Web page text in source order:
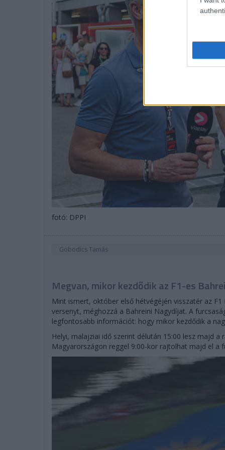
fotó: DPPI
Gobodics Tamás
Megvan, mikor kezdődik az F1-es
Mint ismert, október első hétvégéjén visszatér az
versenyt, méghozzá a Bahreini Nagydíjat. A
legfontosabb információt: hogy mikor kezdődik a
Helyi, malajziai idő szerint délután 15:00 lesz majd
Magyarországon reggel 9:00-kor rajtolhat majd el a